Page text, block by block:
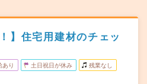
】住宅用建材のチェッ
あり 土日祝日が休み 残業なし